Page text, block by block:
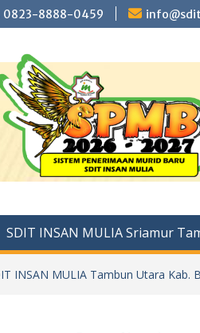
0823-8888-0459
SDIT INSAN MULIA Sriamur
INSAN MULIA Tambun Utara Kab.